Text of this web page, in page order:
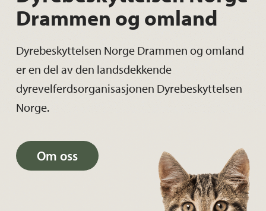
Drammen og omland
Dyrebeskyttelsen Norge Drammen og omland
er en del av den landsdekkende
dyrevelferdsorganisasjonen Dyrebeskyttelsen
Norge.
Om oss